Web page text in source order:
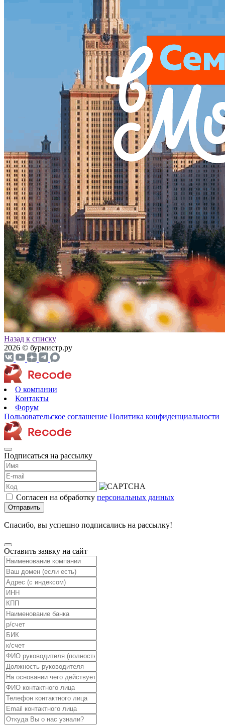
Назад к списку
2026 © бурмистр.ру
О компании
Контакты
Форум
Пользовательское соглашение Политика конфиденциальности
Подписаться на рассылку
Согласен на обработку персональных данных
Отправить
Спасибо, вы успешно подписались на рассылку!
Оставить заявку на сайт